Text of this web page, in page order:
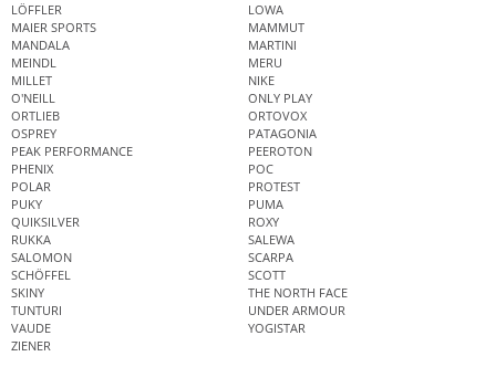
LÖFFLER
LOWA
MAIER SPORTS
MAMMUT
MANDALA
MARTINI
MEINDL
MERU
MILLET
NIKE
O'NEILL
ONLY PLAY
ORTLIEB
ORTOVOX
OSPREY
PATAGONIA
PEAK PERFORMANCE
PEEROTON
PHENIX
POC
POLAR
PROTEST
PUKY
PUMA
QUIKSILVER
ROXY
RUKKA
SALEWA
SALOMON
SCARPA
SCHÖFFEL
SCOTT
SKINY
THE NORTH FACE
TUNTURI
UNDER ARMOUR
VAUDE
YOGISTAR
ZIENER